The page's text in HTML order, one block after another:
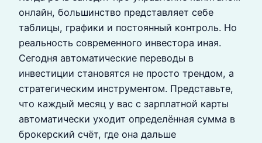
онлайн, большинство представляет себе
таблицы, графики и постоянный контроль. Но
реальность современного инвестора иная.
Сегодня автоматические переводы в
инвестиции становятся не просто трендом, а
стратегическим инструментом. Представьте,
что каждый месяц у вас с зарплатной карты
автоматически уходит определённая сумма в
брокерский счёт, где она дальше